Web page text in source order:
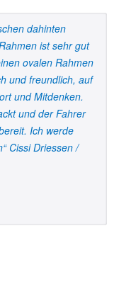
dahinten
ist sehr gut
ovalen Rahmen
und freundlich, auf
und Mitdenken.
und der Fahrer
Ich werde
Cissi Driessen /